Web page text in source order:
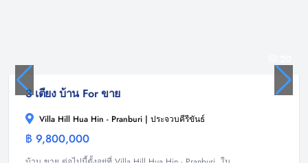
3 เตียง บ้าน For ขาย
Villa Hill Hua Hin - Pranburi | ประจวบคีรีขันธ์
฿ 9,800,000